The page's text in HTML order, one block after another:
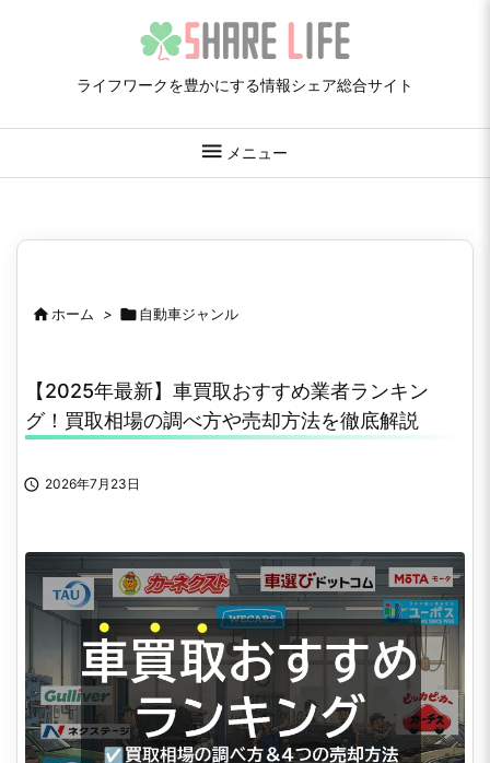
ライフワークを豊かにする情報シェア総合サイト
 メニュー
ホーム > 自動車ジャンル
【2025年最新】車買取おすすめ業者ランキン
グ！買取相場の調べ方や売却方法を徹底解説
 2026年7月23日